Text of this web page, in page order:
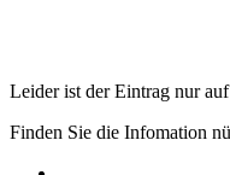
Leider ist der Eintrag nur auf
Finden Sie die Infomation